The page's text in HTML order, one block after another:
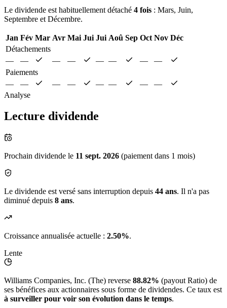
Le dividende est habituellement détaché 4 fois : Mars, Juin,
Septembre et Décembre.
Jan Fév Mar Avr Mai Jui Jui Aoû Sep Oct Nov Déc
Détachements
—
— — — — — —
—
Paiements
—
— — — — — —
—
Analyse
Lecture dividende
Prochain dividende le 11 sept. 2026 (paiement dans 1 mois)
Le dividende est versé sans interruption depuis 44 ans. Il n'a pas
diminué depuis 8 ans.
Croissance annualisée actuelle : 2.50%.
Lente
Williams Companies, Inc. (The) reverse 88.82% (payout Ratio) de
ses bénéfices aux actionnaires sous forme de dividendes. Ce taux est
à surveiller pour voir son évolution dans le temps.